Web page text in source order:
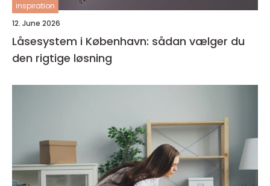
inspiration
12. June 2026
Låsesystem i København: sådan vælger du
den rigtige løsning